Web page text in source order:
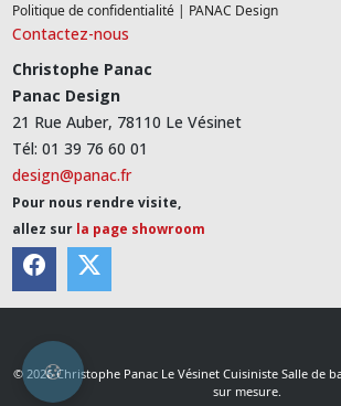
Politique de confidentialité | PANAC Design
Contactez-nous
Christophe Panac
Panac Design
21 Rue Auber, 78110 Le Vésinet
Tél: 01 39 76 60 01
design@panac.fr
Pour nous rendre visite,
allez sur la page showroom
© 2026 Christophe Panac Le Vésinet Cuisiniste Salle de
sur mesure.